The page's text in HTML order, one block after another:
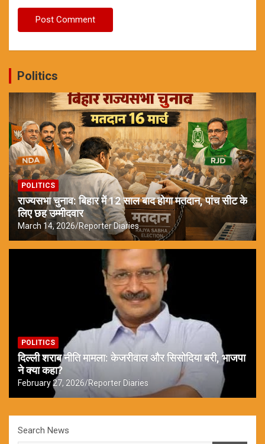
Politics
POLITICS
राज्यसभा चुनाव: बिहार में 12 साल बाद होगा मतदान, पांच सीट के
लिए छह उम्मीदवार
March 14, 2026 Reporter Diaries
POLITICS
दिल्ली शराब नीति मामला: केजरीवाल और सिसोदिया बरी, भाजपा
ने क्या कहा?
February 27, 2026 Reporter Diaries
Search News